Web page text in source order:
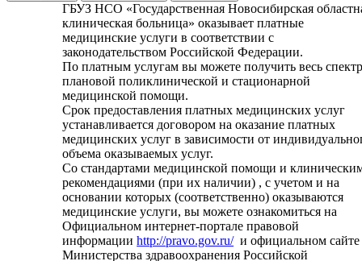
ГБУЗ НСО «Государственная Новосибирская
клиническая больница» оказывает платные
медицинские услуги в соответствии с
законодательством Российской Федерации.
По платным услугам вы можете получить весь
плановой поликлинической и стационарной
медицинской помощи.
Срок предоставления платных медицинских услуг
устанавливается договором на оказание платных
медицинских услуг в зависимости от
объема оказываемых услуг.
Со стандартами медицинской помощи и
рекомендациями (при их наличии) , с учетом и на
основании которых (соответственно) оказываются
медицинские услуги, вы можете ознакомиться на
Официальном интернет-портале правовой
информацииhttp://pravo.gov.ru/и официальном сайте
Министерства здравоохранения Российской